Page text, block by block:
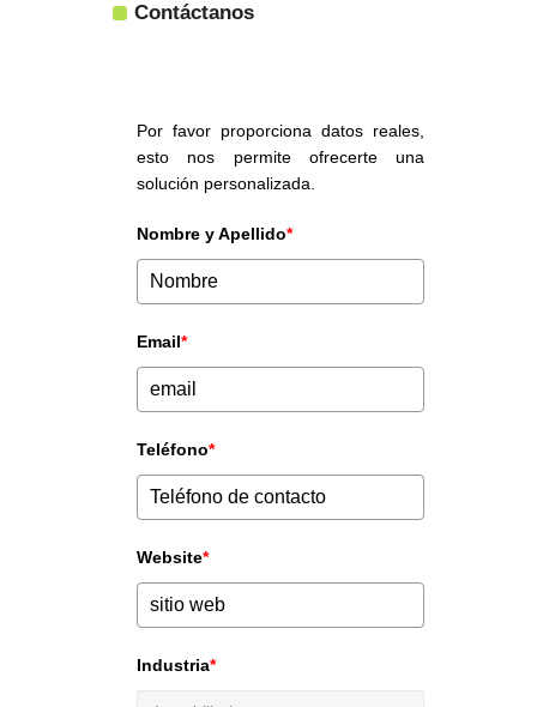
Contáctanos
Por favor proporciona datos reales,
esto nos permite ofrecerte una
solución personalizada.
Nombre y Apellido*
Email*
Teléfono*
Website*
Industria*